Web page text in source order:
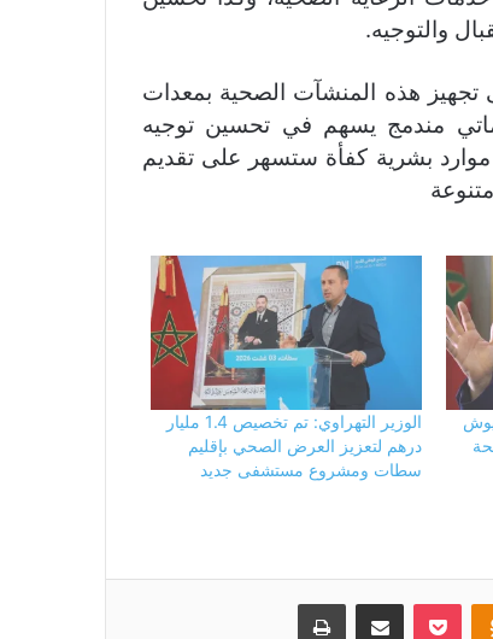
والتوجيه.
تجهيز هذه المنشآت الصحية بمعدات
مندمج يسهم في تحسين توجيه
بشرية كفأة ستسهر على تقديم
الوزير التهراوي: تم تخصيص 1.4 مليار
درهم لتعزيز العرض الصحي بإقليم
سطات ومشروع مستشفى جديد
Odnoklassniki
بوكيت مشاركة عبر البريد طباعة